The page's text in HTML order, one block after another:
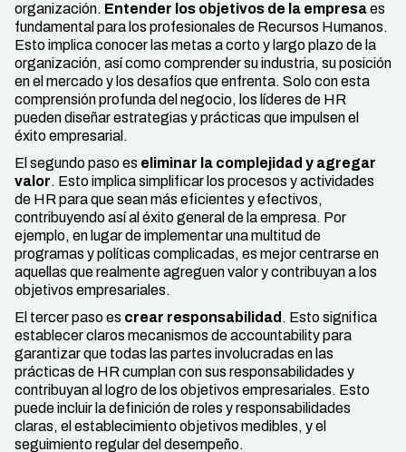
organización. Entender los objetivos de la empresaes
fundamental para los profesionales de Recursos Humanos.
Esto implica conocer las metas a corto y largo plazo de la
organización, así como comprender su industria, su posición
en el mercado y los desafíos que enfrenta. Solo con esta
comprensión profunda del negocio, los líderes de HR
pueden diseñar estrategias y prácticas que impulsen el
éxito empresarial.
El segundo paso es eliminar la complejidad y agregar
valor. Esto implica simplificar los procesos y actividades
de HR para que sean más eficientes y efectivos,
contribuyendo así al éxito general de la empresa. Por
ejemplo, en lugar de implementar una multitud de
programas y políticas complicadas, es mejor centrarse en
aquellas que realmente agreguen valor y contribuyan a los
objetivos empresariales.
El tercer paso es crear responsabilidad . Esto significa
establecer claros mecanismos de accountability para
garantizar que todas las partes involucradas en las
prácticas de HR cumplan con sus responsabilidades y
contribuyan al logro de los objetivos empresariales. Esto
puede incluir la definición de roles y responsabilidades
claras, el establecimiento objetivos medibles, y el
seguimiento regular del desempeño.